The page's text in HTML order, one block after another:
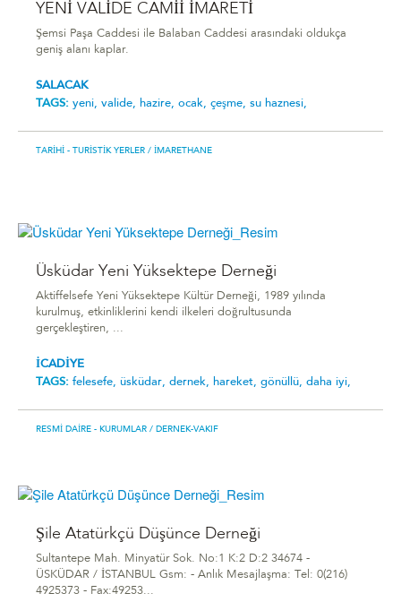
YENİ VALİDE CAMİİ İMARETİ
Şemsi Paşa Caddesi ile Balaban Caddesi arasındaki oldukça
geniş alanı kaplar.
SALACAK
TAGS: yeni, valide, hazire, ocak, çeşme, su haznesi,
TARIHI - TURISTIK YERLER / İMARETHANE
Üsküdar Yeni Yüksektepe Derneği
Aktiffelsefe Yeni Yüksektepe Kültür Derneği, 1989 yılında
kurulmuş, etkinliklerini kendi ilkeleri doğrultusunda
gerçekleştiren, ...
İCADİYE
TAGS: felesefe, üsküdar, dernek, hareket, gönüllü, daha iyi,
RESMI DAIRE - KURUMLAR / DERNEK-VAKIF
Şile Atatürkçü Düşünce Derneği
Sultantepe Mah. Minyatür Sok. No:1 K:2 D:2 34674 -
ÜSKÜDAR / İSTANBUL Gsm: - Anlık Mesajlaşma: Tel: 0(216)
4925373 - Fax:49253...